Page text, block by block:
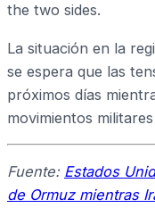
the two sides.
La situación en la
se espera que las
próximos días
movimientos
Fuente: Estados
de Ormuz mientras